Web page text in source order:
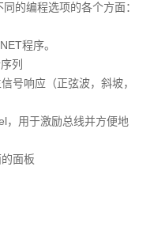
的编程选项的各个方面：
程序。
列
号响应（正弦波，斜坡，
用于激励总线并方便地
面板